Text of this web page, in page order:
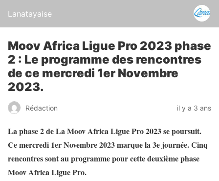
Lanatayaise
Moov Africa Ligue Pro 2023 phase
2 : Le programme des rencontres
de ce mercredi 1er Novembre
2023.
Rédaction il y a 3 ans
La phase 2 de La Moov Africa Ligue Pro 2023 se poursuit.
Ce mercredi 1er Novembre 2023 marque la 3e journée. Cinq
rencontres sont au programme pour cette deuxième phase
Moov Africa Ligue Pro.